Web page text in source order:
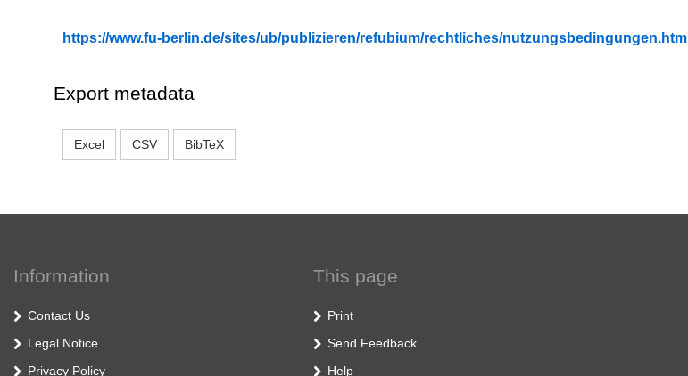
https://www.fu-berlin.de/sites/ub/publizieren/refubium/rechtliches/nutzungsbedingungen.html
Export metadata
Excel CSV BibTeX
Information
Contact Us
Legal Notice
Privacy Policy
This page
Print
Send Feedback
Help